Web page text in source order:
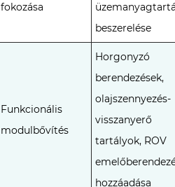
fokozása
beszerelése
Funkcionális
modulbővítés
Horgonyzó
berendezések,
olajszennyezés-
visszanyerő
tartályok, ROV
hozzáadása